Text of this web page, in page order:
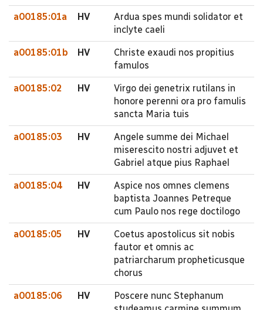
a00185:01a HV
Ardua spes mundi solidator et
inclyte caeli
a00185:01b HV
Christe exaudi nos propitius
famulos
a00185:02 HV
Virgo dei genetrix rutilans in
honore perenni ora pro famulis
sancta Maria tuis
a00185:03 HV
Angele summe dei Michael
miserescito nostri adjuvet et
Gabriel atque pius Raphael
a00185:04 HV
Aspice nos omnes clemens
baptista Joannes Petreque
cum Paulo nos rege doctilogo
a00185:05 HV
Coetus apostolicus sit nobis
fautor et omnis ac
patriarcharum propheticusque
chorus
a00185:06 HV
Poscere nunc Stephanum